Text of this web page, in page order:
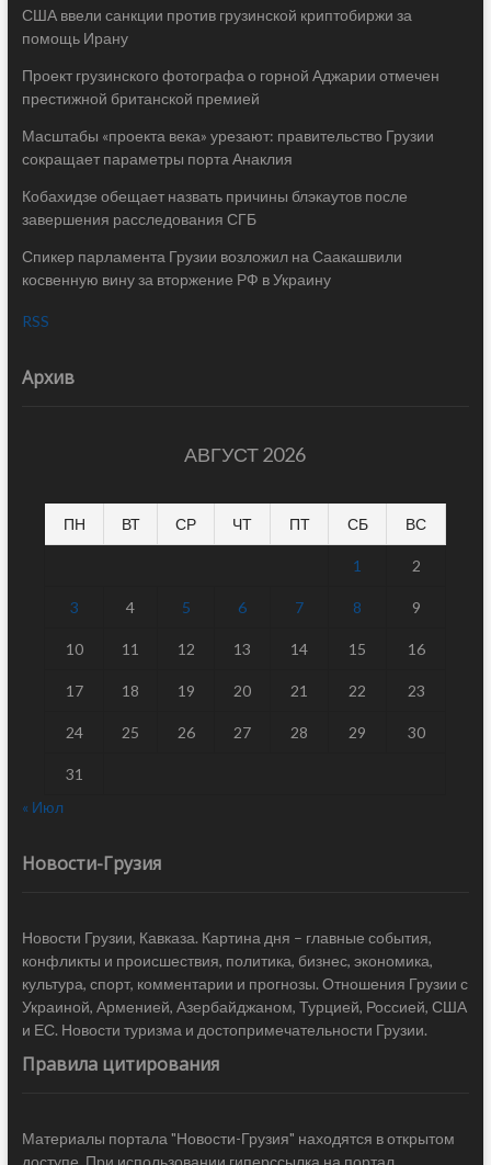
США ввели санкции против грузинской криптобиржи за
помощь Ирану
Проект грузинского фотографа о горной Аджарии отмечен
престижной британской премией
Масштабы «проекта века» урезают: правительство Грузии
сокращает параметры порта Анаклия
Кобахидзе обещает назвать причины блэкаутов после
завершения расследования СГБ
Спикер парламента Грузии возложил на Саакашвили
косвенную вину за вторжение РФ в Украину
RSS
Архив
АВГУСТ 2026
ПН ВТ СР ЧТ ПТ СБ ВС
1 2
3 4 5 6 7 8 9
10 11 12 13 14 15 16
17 18 19 20 21 22 23
24 25 26 27 28 29 30
31
« Июл
Новости-Грузия
Новости Грузии, Кавказа. Картина дня – главные события,
конфликты и происшествия, политика, бизнес, экономика,
культура, спорт, комментарии и прогнозы. Отношения Грузии с
Украиной, Арменией, Азербайджаном, Турцией, Россией, США
и ЕС. Новости туризма и достопримечательности Грузии.
Правила цитирования
Материалы портала "Новости-Грузия" находятся в открытом
доступе. При использовании гиперссылка на портал